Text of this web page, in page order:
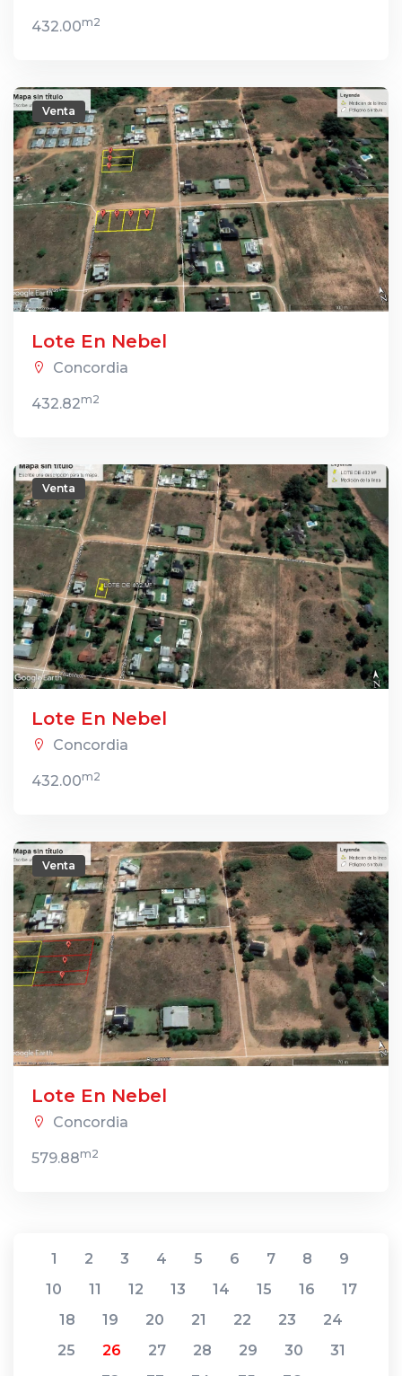
432.00m2
Venta
Lote En Nebel
Concordia
432.82m2
Venta
Lote En Nebel
Concordia
432.00m2
Venta
Lote En Nebel
Concordia
579.88m2
1 2 3 4 5 6 7 8
9
10
11 12 13 14 15 16
17
18
19 20 21 22 23
24
25
26 27 28 29 30
31